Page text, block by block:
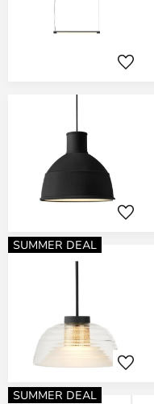
SUMMER DEAL
SUMMER DEAL